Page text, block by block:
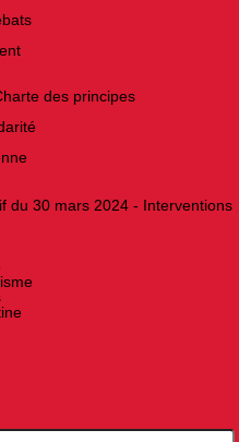
des principes
du 30 mars 2024 - Interventions